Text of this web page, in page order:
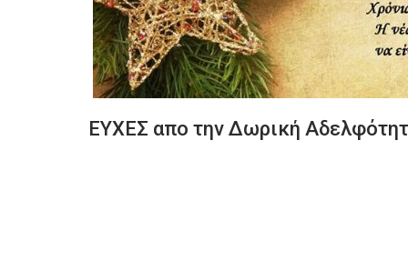
ΕΥΧΕΣ απο την Δωρική